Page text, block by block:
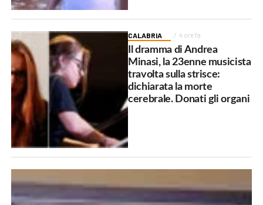
CALABRIA 4 ore fa
Il dramma di Andrea
Minasi, la 23enne musicista
travolta sulla strisce:
dichiarata la morte
cerebrale. Donati gli organi